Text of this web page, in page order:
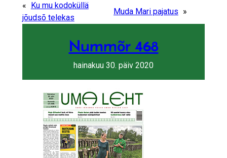
« Ku mu kodoküllä
jõudsõ telekas
Muda Mari pajatus »
Nummõr 468
hainakuu 30. päiv 2020